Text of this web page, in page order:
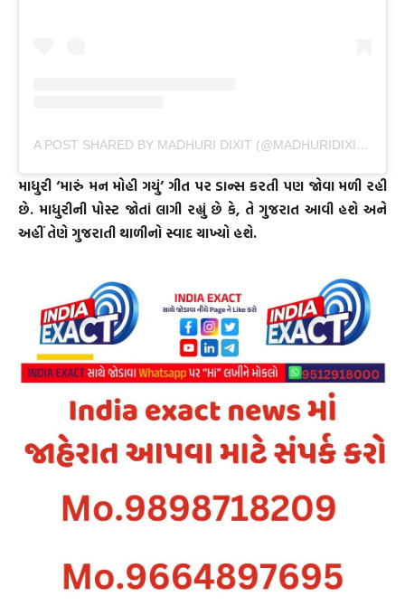
A POST SHARED BY MADHURI DIXIT (@MADHURIDIXITNENE)
માધુરી ‘મારું મન મોહી ગયું’ ગીત પર ડાન્સ કરતી પણ જોવા મળી રહી
છે. માધુરીની પોસ્ટ જોતાં લાગી રહ્યું છે કે, તે ગુજરાત આવી હશે અને
અહીં તેણે ગુજરાતી થાળીનો સ્વાદ ચાખ્યો હશે.